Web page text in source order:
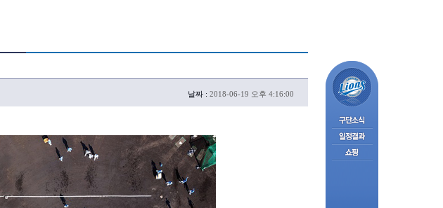
날짜 : 2018-06-19 오후 4:16:00